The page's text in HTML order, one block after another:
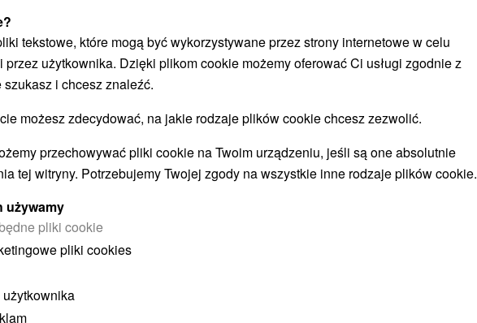
poszukiwanej
a nestrážené.
połączenie LAN
jest to możliwe ze
Abordaż
- 17.10.2025
dzieci:2/0
pod Tatrami v
a rôznymi
Tłumaczem Google
tekstowe, które mogą być wykorzystywane przez strony internetowe w celu
przez użytkownika. Dzięki plikom cookie możemy oferować Ci usługi zgodnie z
i chcesz znaleźć.
możesz zdecydować, na jakie rodzaje plików cookie chcesz zezwolić.
przechowywać pliki cookie na Twoim urządzeniu, jeśli są one absolutnie
tej witryny. Potrzebujemy Twojej zgody na wszystkie inne rodzaje plików cookie.
używamy
pliki cookie
pliki cookies